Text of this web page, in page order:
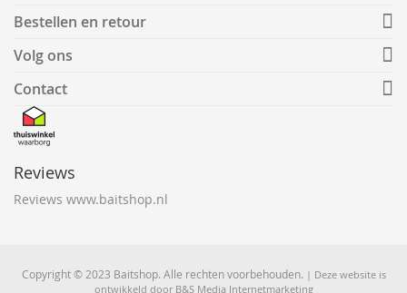
Bestellen en retour
Volg ons
Contact
Reviews
Reviews www.baitshop.nl
Copyright © 2023 Baitshop. Alle rechten voorbehouden. | Deze website is
ontwikkeld door B&S Media Internetmarketing